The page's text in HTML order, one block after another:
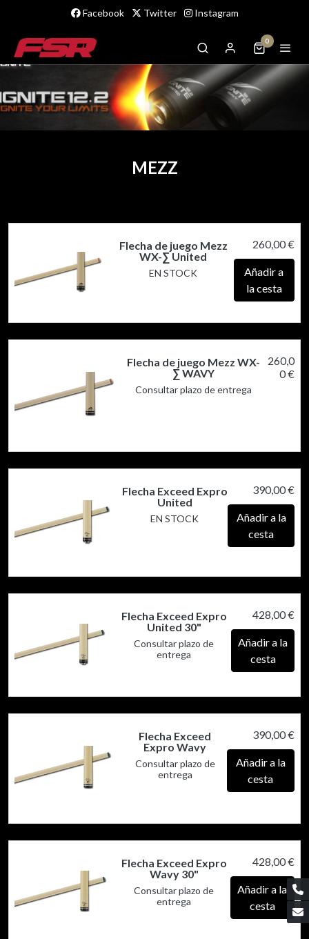
Facebook Twitter Instagram
0
MEZZ
Flecha de juego Mezz
WX-∑ United
EN STOCK
260,00 €
Añadir a
la cesta
Flecha de juego Mezz WX-
∑ WAVY
Consultar plazo de entrega
260,0
0 €
Flecha Exceed Expro
United
EN STOCK
390,00 €
Añadir a la
cesta
Flecha Exceed Expro
United 30"
Consultar plazo de
entrega
428,00 €
Añadir a la
cesta
Flecha Exceed
Expro Wavy
Consultar plazo de
entrega
390,00 €
Añadir a la
cesta
Flecha Exceed Expro
Wavy 30"
Consultar plazo de
entrega
428,00 €
Añadir a la
cesta